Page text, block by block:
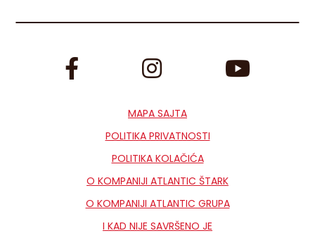
MAPA SAJTA
POLITIKA PRIVATNOSTI
POLITIKA KOLAČIĆA
O KOMPANIJI ATLANTIC ŠTARK
O KOMPANIJI ATLANTIC GRUPA
I KAD NIJE SAVRŠENO JE